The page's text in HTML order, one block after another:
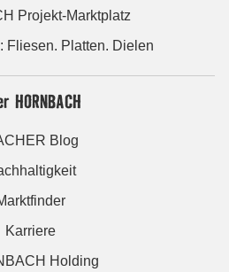
Projekt-Marktplatz
Fliesen. Platten. Dielen
HORNBACH
Blog
Karriere
Holding